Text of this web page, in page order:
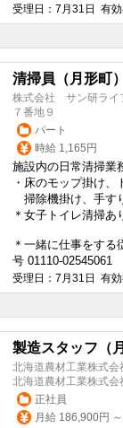
受理日：7月31日 有
清掃員（月形町）
株式会社 サン研ライ
７番地９
パート
時給 1,165円
施設内の日常清掃業
・床のモップ掛け、
掃除機掛け、手
＊女子トイレ清掃
＊一緒に仕事をす
号 01110-02545061
受理日：7月31日 有
製造スタッフ（
北海道農材工業株式会
北海道農材工業株式
正社員
月給 186,900円